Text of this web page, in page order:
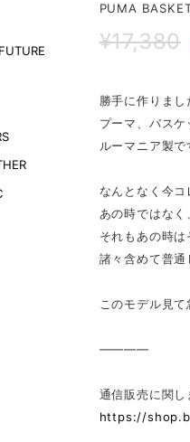
PUMA
¥17,380
勝手に作りま
プーマ、バスケ
ルーマニア製で
なんとなく今
あの時ではな
それもあの時
諸々含めて普
このモデル見
————
通信販売に関し
https://